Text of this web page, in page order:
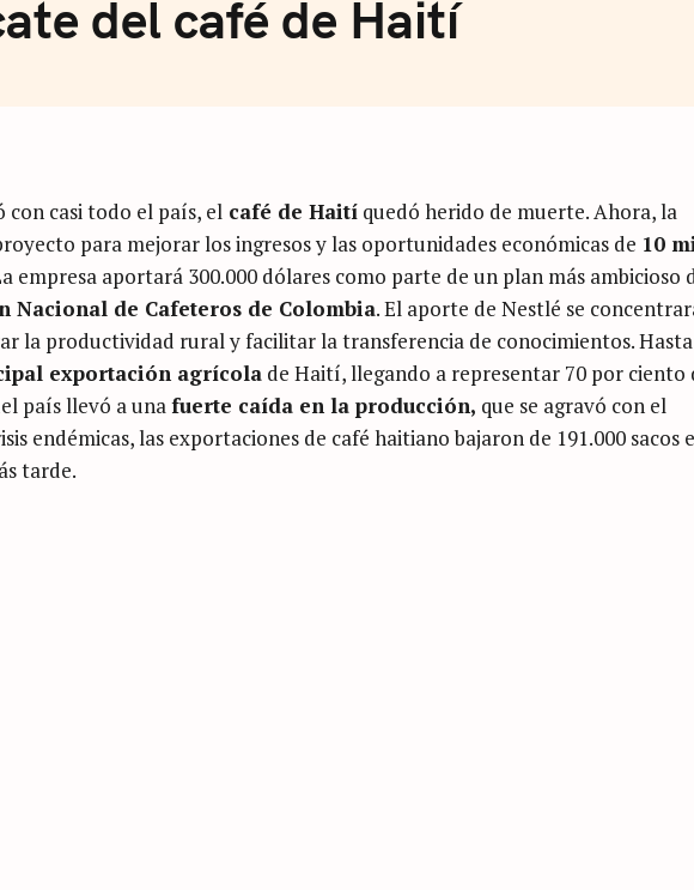
del café de Haití
casi todo el país, el café de Haití quedó herido de muerte. Ahora, la
para mejorar los ingresos y las oportunidades económicas de 10
empresa aportará 300.000 dólares como parte de un plan más ambicioso
Nacional de Cafeteros de Colombia. El aporte de Nestlé se
la productividad rural y facilitar la transferencia de conocimientos. Hasta
exportación agrícola de Haití, llegando a representar 70 por ciento
país llevó a una fuerte caída en la producción, que se agravó con el
endémicas, las exportaciones de café haitiano bajaron de 191.000 sacos
tarde.